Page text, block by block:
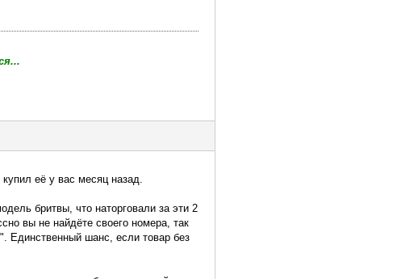
её у вас месяц назад.
бритвы, что наторговали за эти 2
вы не найдёте своего номера, так
Единственный шанс, если товар без